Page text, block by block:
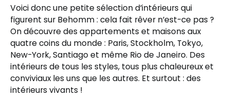
Voici donc une petite sélection d’intérieurs qui
figurent sur Behomm : cela fait rêver n’est-ce pas ?
On découvre des appartements et maisons aux
quatre coins du monde : Paris, Stockholm, Tokyo,
New-York, Santiago et même Rio de Janeiro. Des
intérieurs de tous les styles, tous plus chaleureux et
conviviaux les uns que les autres. Et surtout : des
intérieurs vivants !